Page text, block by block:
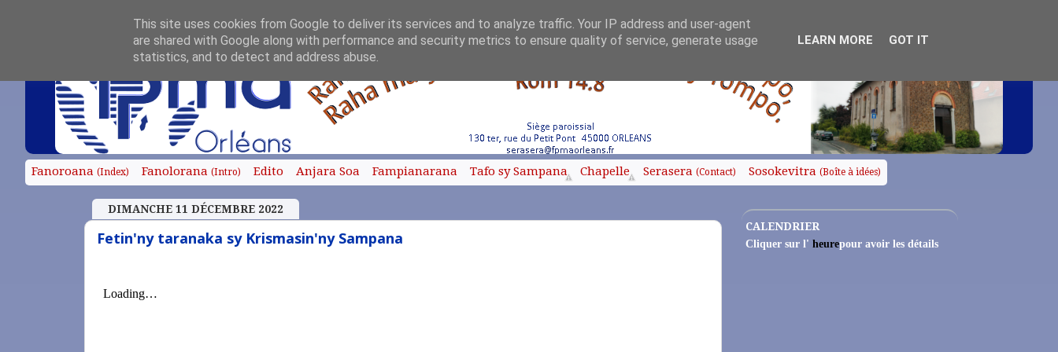
Fanoroana (Index) Fanolorana (Intro) Edito Anjara Soa Fampianarana Tafo sy Sampana Chapelle Serasera (Contact) Sosokevitra (Boîte à idées)
DIMANCHE 11 DÉCEMBRE 2022
Fetin'ny taranaka sy Krismasin'ny Sampana
CALENDRIER
Cliquer sur l' heurepour avoir les détails
This site uses cookies from Google to deliver its services and to analyze traffic. Your IP address and user-agent
are shared with Google along with performance and security metrics to ensure quality of service, generate usage
statistics, and to detect and address abuse.
LEARN MORE GOT IT